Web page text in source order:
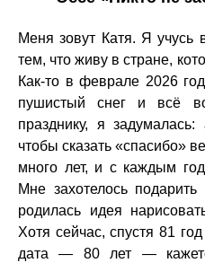
Меня зовут Катя. Я учусь
тем, что живу в стране,
Как-то в феврале 2026
пушистый снег и всё
празднику, я
чтобы сказать «спасибо»
много лет, и с каждым
Мне захотелось
родилась идея
Хотя сейчас, спустя 81
дата — 80 лет —